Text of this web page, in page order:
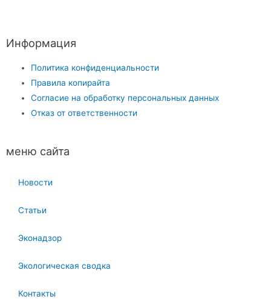
Информация
Политика конфиденциальности
Правила копирайта
Согласие на обработку персональных данных
Отказ от ответственности
меню сайта
Новости
Статьи
Эконадзор
Экологическая сводка
Контакты